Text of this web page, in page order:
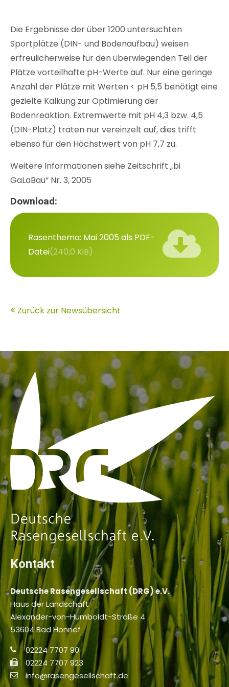
Die Ergebnisse der über 1200 untersuchten
Sportplätze (DIN- und Bodenaufbau) weisen
erfreulicherweise für den überwiegenden Teil der
Plätze vorteilhafte pH-Werte auf. Nur eine geringe
Anzahl der Plätze mit Werten < pH 5,5 benötigt eine
gezielte Kalkung zur Optimierung der
Bodenreaktion. Extremwerte mit pH 4,3 bzw. 4,5
(DIN-Platz) traten nur vereinzelt auf, dies trifft
ebenso für den Höchstwert von pH 7,7 zu.
Weitere Informationen siehe Zeitschrift „bi
GaLaBau“ Nr. 3, 2005
Download:
Rasenthema: Mai 2005 als PDF-
Datei(240,0 KiB)
Zurück zur Newsübersicht
Kontakt
Deutsche Rasengesellschaft (DRG) e.V.
Haus der Landschaft
Alexander-von-Humboldt-Straße 4
53604 Bad Honnef
02224 7707 90
02224 7707 923
info@rasengesellschaft.de